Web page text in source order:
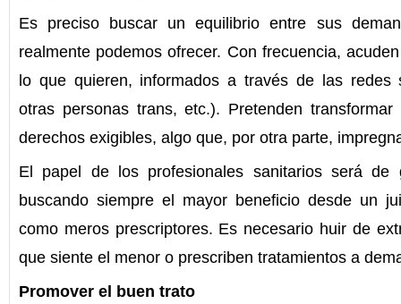
Es preciso buscar un equilibrio entre sus
realmente podemos ofrecer. Con frecuencia,
lo que quieren, informados a través de las redes
otras personas trans, etc.). Pretenden transformar
derechos exigibles, algo que, por otra parte,
El papel de los profesionales sanitarios será de
buscando siempre el mayor beneficio desde un
como meros prescriptores. Es necesario huir de
que siente el menor o prescriben tratamientos a
Promover el buen trato